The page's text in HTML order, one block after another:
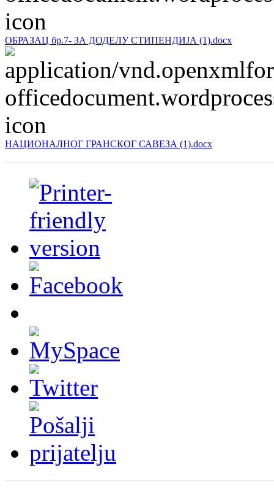
OБРАЗАЦ бр.7- ЗА ДОДЕЛУ СТИПЕНДИЈА (1).docx
НАЦИОНАЛНОГ ГРАНСКОГ САВЕЗА (1).docx